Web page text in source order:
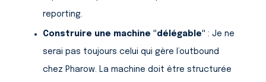
reporting.
Construire une machine "délégable" : Je ne
serai pas toujours celui qui gère l’outbound
chez Pharow. La machine doit être structurée